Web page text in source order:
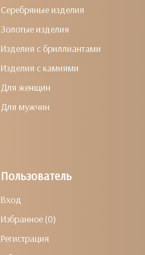
Серебряные изделия
Золотые изделия
Изделия с бриллиантами
Изделия с камнями
Для женщин
Для мужчин
Пользователь
Вход
Избранное (0)
Регистрация